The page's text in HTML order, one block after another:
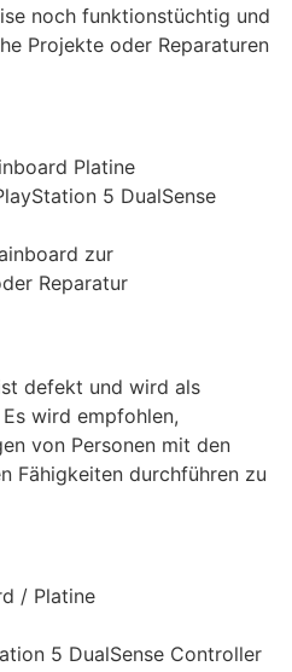
noch funktionstüchtig und
Projekte oder Reparaturen
Platine
5 DualSense
zur
Reparatur
defekt und wird als
wird empfohlen,
von Personen mit den
Fähigkeiten durchführen zu
/ Platine
5 DualSense Controller